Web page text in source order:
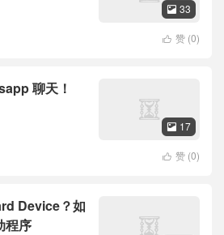
 33
 赞 (0)
聊天！
 17
 赞 (0)
Device？如
程序